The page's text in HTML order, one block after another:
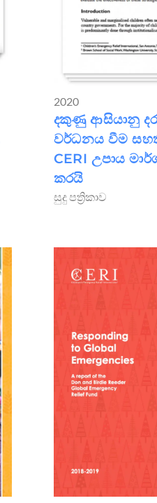
2020
දකුණු ආසියානු
වර්ධනය වීම
CERI උපාය
කරයි
සුදු පත්‍රිකාව